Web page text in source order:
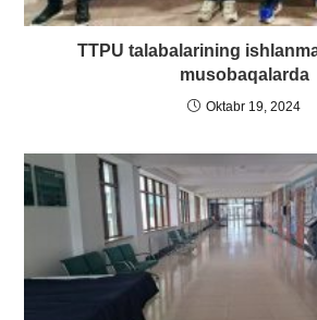
TTPU talabalarining
musobaqalarda
Oktabr 19, 2024